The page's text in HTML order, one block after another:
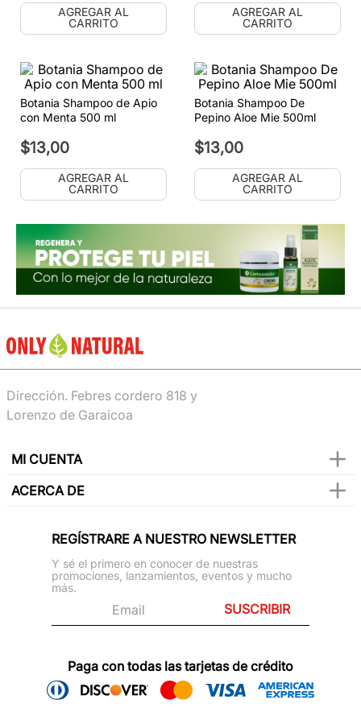
AGREGAR AL
CARRITO
AGREGAR AL
CARRITO
Botania Shampoo de Apio
con Menta 500 ml
$13,00
AGREGAR AL
CARRITO
Botania Shampoo De
Pepino Aloe Mie 500ml
$13,00
AGREGAR AL
CARRITO
Dirección. Febres cordero 818 y
Lorenzo de Garaicoa
MI CUENTA
ACERCA DE
REGÍSTRARE A NUESTRO NEWSLETTER
Y sé el primero en conocer de nuestras
promociones, lanzamientos, eventos y mucho
más.
SUSCRIBIR
Paga con todas las tarjetas de crédito